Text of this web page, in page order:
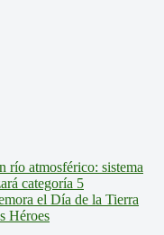
río atmosférico: sistema
categoría 5
el Día de la Tierra
Héroes